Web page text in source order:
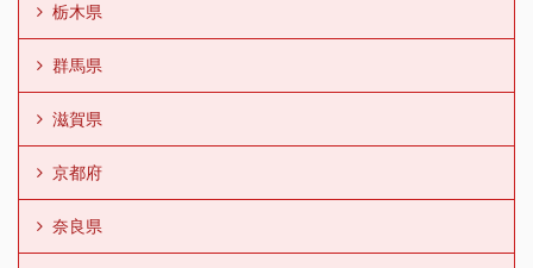
栃木県
群馬県
滋賀県
京都府
奈良県